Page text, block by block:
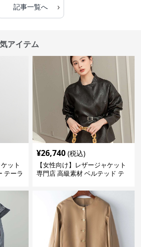
記事一覧へ ›
アイテム
ット
テーラ
¥26,740 (税込)
【女性向け】レザージャケット
専門店 高級素材 ベルテッド テ